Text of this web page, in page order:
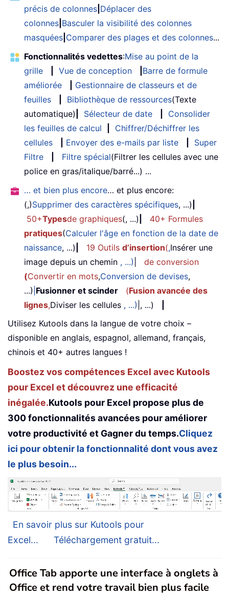
précis de colonnes Déplacer des
colonnes Basculer la visibilité des colonnes
masquées Comparer des plages et des colonnes...
Fonctionnalités vedettes:Mise au point de la
grille
Vue de conception
Barre de formule
améliorée
Gestionnaire de classeurs et de
feuilles
Bibliothèque de ressources(Texte
automatique)
Sélecteur de date
Consolider
les feuilles de calcul
Chiffrer/Déchiffrer les
cellules
Envoyer des e-mails par liste
Super
Filtre
Filtre spécial(Filtrer les cellules avec une
police en gras/italique/barré...) ...
… et bien plus encore… et plus encore:
(,)Supprimer des caractères spécifiques, ...)
50+Typesde graphiques(, ...)
40+ Formules
pratiques(Calculer l'âge en fonction de la date de
naissance, ...) 19 Outils d’insertion(,Insérer une
image depuis un chemin , ...)
de conversion
(Convertir en mots,Conversion de devises,
...) Fusionner et scinder (Fusion avancée des
lignes,Diviser les cellules , ...) |, ...)
Utilisez Kutools dans la langue de votre choix –
disponible en anglais, espagnol, allemand, français,
chinois et 40+ autres langues !
Boostez vos compétences Excel avec Kutools
pour Excel et découvrez une efficacité
inégalée.Kutools pour Excel propose plus de
300 fonctionnalités avancées pour améliorer
votre productivité et Gagner du temps.Cliquez
ici pour obtenir la fonctionnalité dont vous avez
le plus besoin...
En savoir plus sur Kutools pour
Excel...
Téléchargement gratuit...
Office Tab apporte une interface à onglets à
Office et rend votre travail bien plus facile